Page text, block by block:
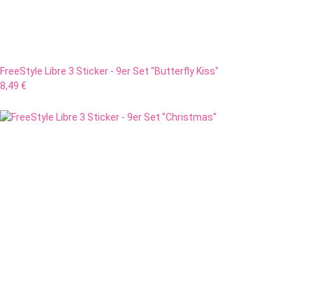
FreeStyle Libre 3 Sticker - 9er Set "Butterfly Kiss"
8,49 €